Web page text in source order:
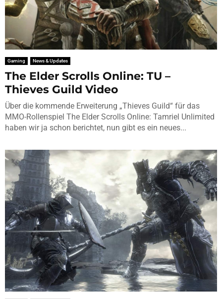
Gaming News & Updates
The Elder Scrolls Online: TU –
Thieves Guild Video
Über die kommende Erweiterung „Thieves Guild“ für das
MMO-Rollenspiel The Elder Scrolls Online: Tamriel Unlimited
haben wir ja schon berichtet, nun gibt es ein neues...